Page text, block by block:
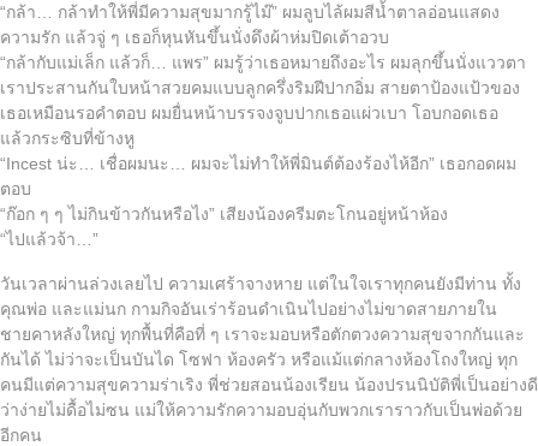
“กล้า… กล้าทำให้พี่มีความสุขมากรู้ไม๊” ผมลูบไล้ผมสีน้ำตาลอ่อนแสดง
ความรัก แล้วจู่ ๆ เธอก็หุนหันขึ้นนั่งดึงผ้าห่มปิดเต้าอวบ
“กล้ากับแม่เล็ก แล้วก็… แพร” ผมรู้ว่าเธอหมายถึงอะไร ผมลุกขึ้นนั่งแววตา
เราประสานกันใบหน้าสวยคมแบบลูกครึ่งริมฝีปากอิ่ม สายตาป้องแป้วของ
เธอเหมือนรอคำตอบ ผมยื่นหน้าบรรจงจูบปากเธอแผ่วเบา โอบกอดเธอ
แล้วกระซิบที่ข้างหู
“Incest น่ะ… เชื่อผมนะ… ผมจะไม่ทำให้พี่มินต์ต้องร้องไห้อีก” เธอกอดผม
ตอบ
“ก๊อก ๆ ๆ ไม่กินข้าวกันหรือไง” เสียงน้องครีมตะโกนอยู่หน้าห้อง
“ไปแล้วจ้า…”
วันเวลาผ่านล่วงเลยไป ความเศร้าจางหาย แต่ในใจเราทุกคนยังมีท่าน ทั้ง
คุณพ่อ และแม่นก กามกิจอันเร่าร้อนดำเนินไปอย่างไม่ขาดสายภายใน
ชายคาหลังใหญ่ ทุกพื้นที่คือที่ ๆ เราจะมอบหรือตักตวงความสุขจากกันและ
กันได้ ไม่ว่าจะเป็นบันได โซฟา ห้องครัว หรือแม้แต่กลางห้องโถงใหญ่ ทุก
คนมีแต่ความสุขความร่าเริง พี่ช่วยสอนน้องเรียน น้องปรนนิบัติพี่เป็นอย่างดี
ว่าง่ายไม่ดื้อไม่ซน แม่ให้ความรักความอบอุ่นกับพวกเราราวกับเป็นพ่อด้วย
อีกคน